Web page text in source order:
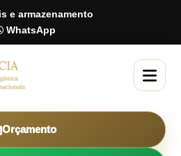
e armazenamento
WhatsApp
Orçamento